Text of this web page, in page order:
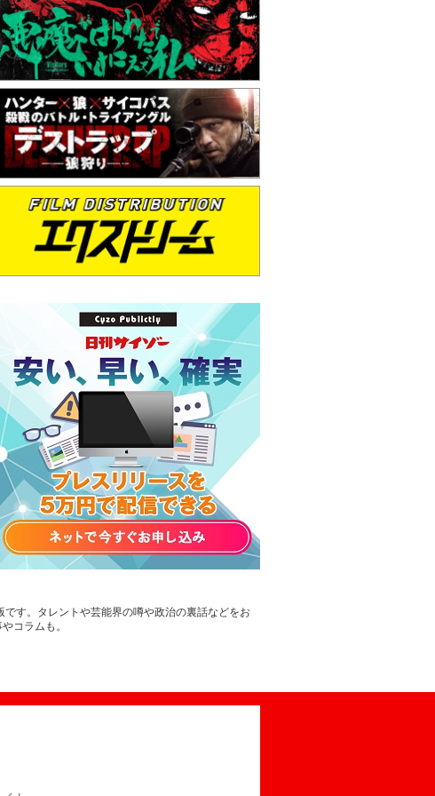
す。タレントや芸能界の噂や政治の裏話などをお
コラムも。